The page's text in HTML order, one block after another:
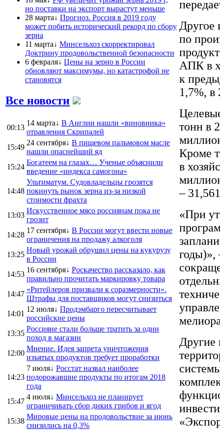
но поставки на экспорт вырастут меньше
28 марта↓ Прогноз. Россия в 2019 году
может побить исторический рекорд по сбору
зерна
11 марта↓ Минсельхоз скорректировал
Доктрину продовольственной безопасности
6 февраля↓ Цены на зерно в России
обновляют максимумы, но катастрофой не
становятся
Все новости
00:13
14 марта↓ В Англии нашли «виновника»
отравления Скрипалей
15:49
24 сентября↓ В пищевом пальмовом масле
нашли опаснейший яд
15:24
Богатеем на глазах… Ученые объяснили
введение «индекса самогона»
14:48
Ультиматум. Судовладельцы грозятся
покинуть рынок зерна из-за низкой
стоимости фрахта
13:03
Искусственное мясо россиянам пока не
грозит
14:28
17 сентября↓ В России могут ввести новые
ограничения на продажу алкоголя
13:25
Новый урожай обрушил цены на кукурузу
в России
14:53
16 сентября↓ Роскачество рассказало, как
правильно прочитать маркировку товара
14:47
«Ритейлеров призвали к соразмерности».
Штрафы для поставщиков могут снизиться
14:01
12 июля↓ Продэмбарго пересчитывает
российские цены
13:35
Россияне стали больше тратить за один
поход в магазин
12:00
Мнение. Идея запрета уничтожения
изъятых продуктов требует проработки
14:23
7 июля↓ Росстат назвал наиболее
подорожавшие продукты по итогам 2018
года
15:47
4 июля↓ Минсельхоз не планирует
ограничивать сбор диких грибов и ягод
15:38
Мировые цены на продовольствие за июнь
снизились на 0,3%
Другое
по
АПК в
к
1,7%,
тонн в
Кроме
в
–
«При
годы)»,
Другие